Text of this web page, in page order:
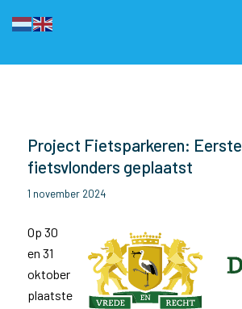
Project Fietsparkeren: Eerste
fietsvlonders geplaatst
1 november 2024
Op 30
en 31
oktober
plaatste